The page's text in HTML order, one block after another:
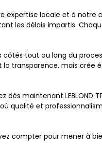
expertise locale et à notre
les délais impartis.
tout au long du
transparence, mais crée
maintenant LEBLOND
qualité et
compter pour mener à